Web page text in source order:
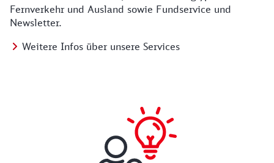
Fernverkehr und Ausland sowie Fundservice und
Newsletter.
Weitere Infos über unsere Services